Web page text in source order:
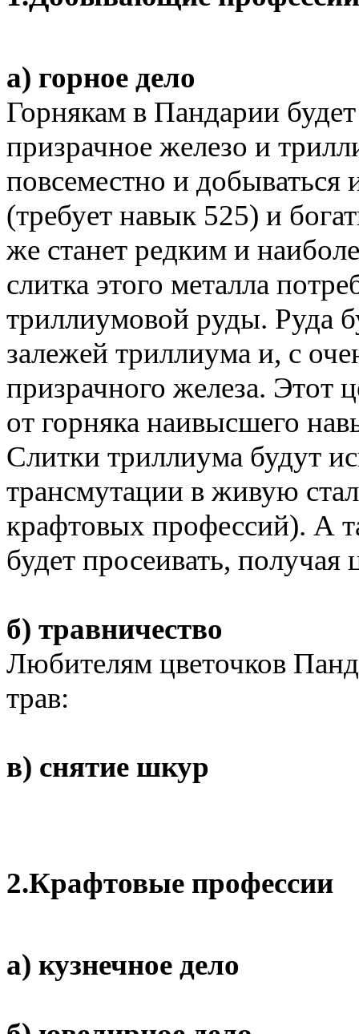
а) горное дело
Горнякам в Пандарии
призрачное железо и
повсеместно и
(требует навык 525) и
же станет редким и
слитка этого металла
триллиумовой руды. Руда
залежей триллиума и, с
призрачного железа. Этот
от горняка наивысшего
Слитки триллиума будут
трансмутации в живую
крафтовых профессий). А
будет просеивать,
б) травничество
Любителям цветочков
трав:
в) снятие шкур
2.Крафтовые профессии
а) кузнечное дело